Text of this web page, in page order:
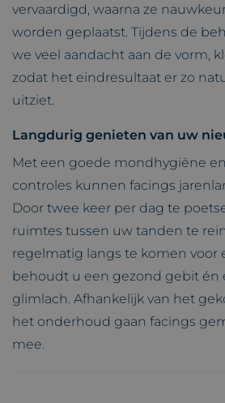
vervaardigd, waarna ze
worden geplaatst. Tijdens de
we veel aandacht aan de vorm,
zodat het eindresultaat er zo
uitziet.
Langdurig genieten van uw
Met een goede mondhygiëne
controles kunnen facings
Door twee keer per dag te
ruimtes tussen uw tanden te
regelmatig langs te komen voor
behoudt u een gezond gebit én
glimlach. Afhankelijk van het
het onderhoud gaan facings
mee.